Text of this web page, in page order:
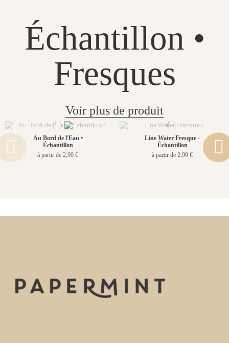
Échantillon •
Fresques
Voir plus de produit
Au Bord de l'Eau •
Échantillon
à partir de 2,90 €
Line Water Fresque -
Échantillon
à partir de 2,90 €